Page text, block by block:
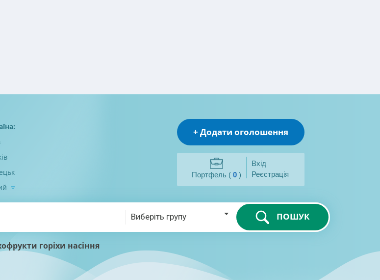
+ Додати оголошення
Портфель ( 0 )
Вхід
Реєстрація
Виберіть групу ПОШУК
горіхи насіння